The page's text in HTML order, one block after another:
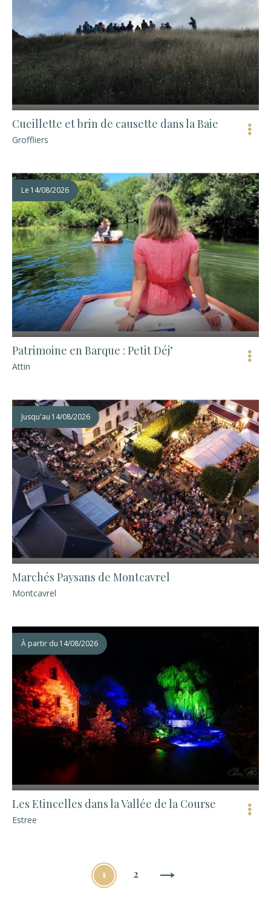
Cueillette et brin de causette dans la Baie
Groffliers
Le 14/08/2026
Patrimoine en Barque : Petit Déj’
Attin
Jusqu'au 14/08/2026
Marchés Paysans de Montcavrel
Montcavrel
À partir du 14/08/2026
Les Etincelles dans la Vallée de la Course
Estree
1 2